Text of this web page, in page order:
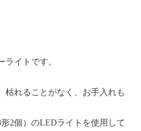
イトです。
枯れることがなく、お手入れも
2個）のLEDライトを使用して